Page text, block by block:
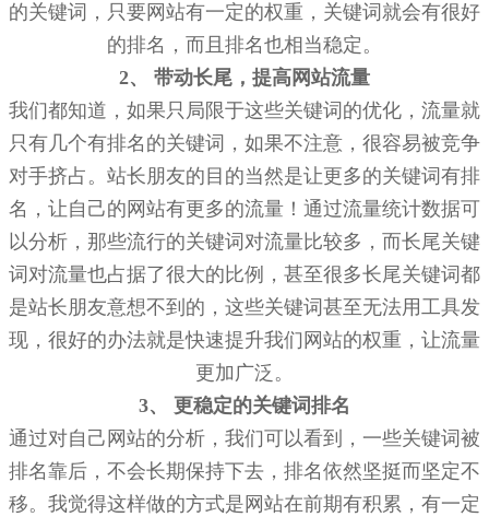
的关键词，只要网站有一定的权重，关键词就会有很好
的排名，而且排名也相当稳定。
2、 带动长尾，提高网站流量
我们都知道，如果只局限于这些关键词的优化，流量就
只有几个有排名的关键词，如果不注意，很容易被竞争
对手挤占。站长朋友的目的当然是让更多的关键词有排
名，让自己的网站有更多的流量！通过流量统计数据可
以分析，那些流行的关键词对流量比较多，而长尾关键
词对流量也占据了很大的比例，甚至很多长尾关键词都
是站长朋友意想不到的，这些关键词甚至无法用工具发
现，很好的办法就是快速提升我们网站的权重，让流量
更加广泛。
3、 更稳定的关键词排名
通过对自己网站的分析，我们可以看到，一些关键词被
排名靠后，不会长期保持下去，排名依然坚挺而坚定不
移。我觉得这样做的方式是网站在前期有积累，有一定